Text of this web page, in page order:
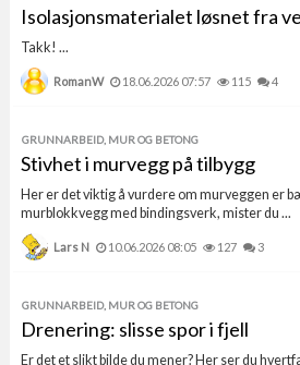
Isolasjonsmaterialet løsnet fra
Takk! ...
RomanW 18.06.2026 07:57 115 4
GRUNNARBEID, MUR OG BETONG
Stivhet i murvegg på tilbygg
Her er det viktig å vurdere om murveggen er
murblokkvegg med bindingsverk, mister du ...
Lars N 10.06.2026 08:05 127 3
GRUNNARBEID, MUR OG BETONG
Drenering: slisse spor i fjell
Er det et slikt bilde du mener? Her ser du